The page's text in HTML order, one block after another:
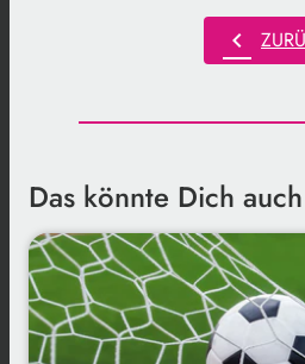
chevron_left
Das könnte Dich